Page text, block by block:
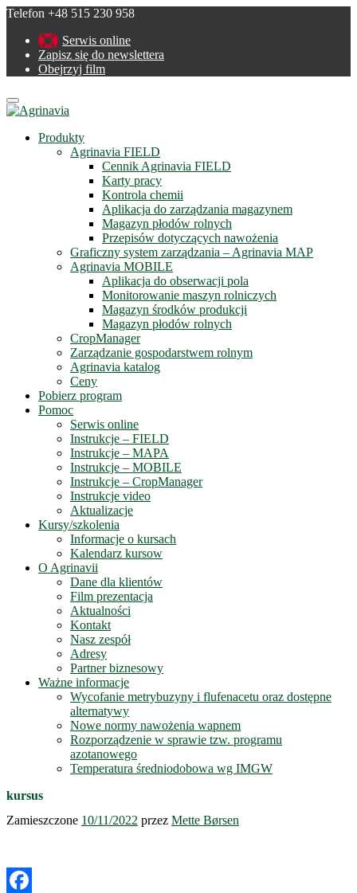
Telefon +48 515 230 958
Serwis online
Zapisz się do newslettera
Obejrzyj film
Menu
Produkty
Agrinavia FIELD
Cennik Agrinavia FIELD
Karty pracy
Kontrola chemii
Aplikacja do zarządzania magazynem
Magazyn płodów rolnych
Przepisów dotyczących nawożenia
Graficzny system zarządzania – Agrinavia MAP
Agrinavia MOBILE
Aplikacja do obserwacji pola
Monitorowanie maszyn rolniczych
Magazyn środków produkcji
Magazyn płodów rolnych
CropManager
Zarządzanie gospodarstwem rolnym
Agrinavia katalog
Ceny
Pobierz program
Pomoc
Serwis online
Instrukcje – FIELD
Instrukcje – MAPA
Instrukcje – MOBILE
Instrukcje – CropManager
Instrukcje video
Aktualizacje
Kursy/szkolenia
Informacje o kursach
Kalendarz kursow
O Agrinavii
Dane dla klientów
Film prezentacja
Aktualności
Kontakt
Nasz zespół
Adresy
Partner biznesowy
Ważne informacje
Wycofanie metrybuzyny i flufenacetu oraz dostępne
alternatywy
Nowe normy nawożenia wapnem
Rozporządzenie w sprawie tzw. programu
azotanowego
Temperatura średniodobowa wg IMGW
kursus
Zamieszczone 10/11/2022 przez Mette Børsen